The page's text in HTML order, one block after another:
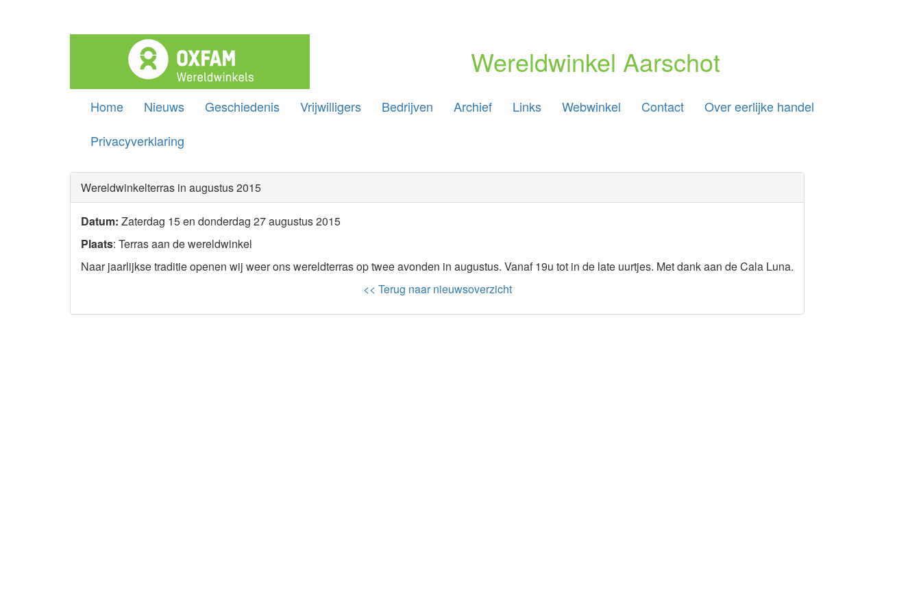
Wereldwinkel Aarschot
Home Nieuws Geschiedenis Vrijwilligers Bedrijven Archief Links Webwinkel Contact
Over eerlijke handel
Privacyverklaring
Wereldwinkelterras in augustus 2015
Datum: Zaterdag 15 en donderdag 27 augustus 2015
Plaats: Terras aan de wereldwinkel
Naar jaarlijkse traditie openen wij weer ons wereldterras op twee avonden in augustus. Vanaf 19u tot in de late uurtjes. Met dank aan de Cala Luna.
<< Terug naar nieuwsoverzicht